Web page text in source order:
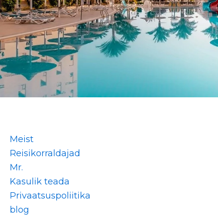
Meist
Reisikorraldajad
Mr.
Kasulik teada
Privaatsuspoliitika
blog